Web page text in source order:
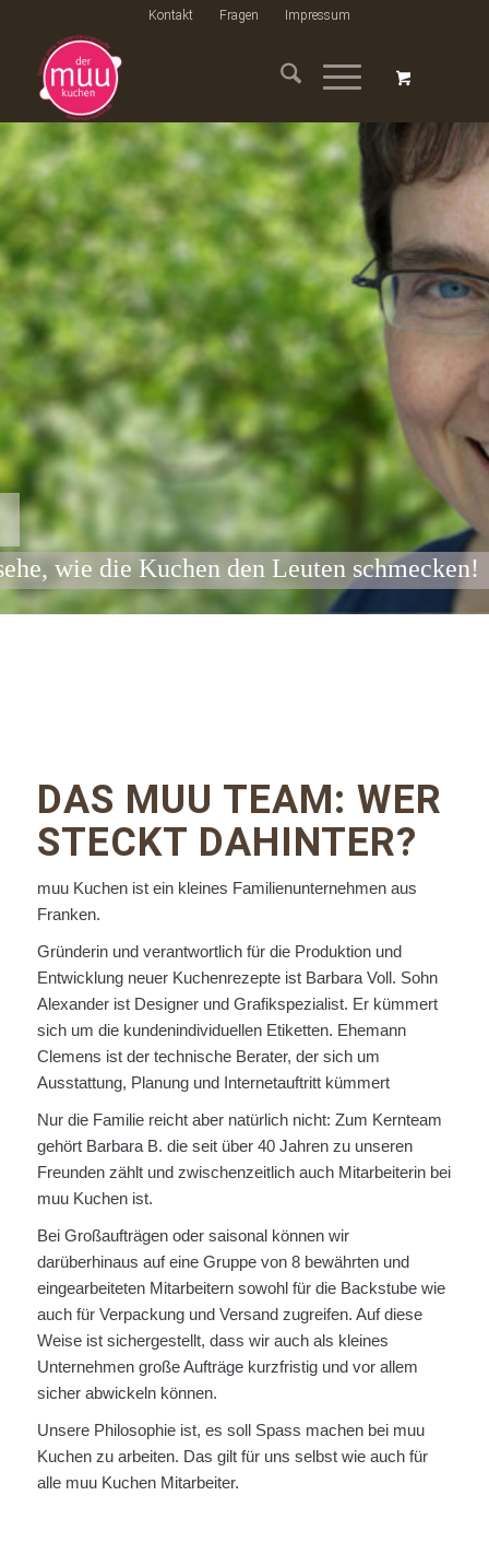
Kontakt Fragen Impressum
wie die Kuchen den Leuten schmecken!
DAS MUU TEAM: WER
STECKT DAHINTER?
muu Kuchen ist ein kleines Familienunternehmen aus
Franken.
Gründerin und verantwortlich für die Produktion und
Entwicklung neuer Kuchenrezepte ist Barbara Voll. Sohn
Alexander ist Designer und Grafikspezialist. Er kümmert
sich um die kundenindividuellen Etiketten. Ehemann
Clemens ist der technische Berater, der sich um
Ausstattung, Planung und Internetauftritt kümmert
Nur die Familie reicht aber natürlich nicht: Zum Kernteam
gehört Barbara B. die seit über 40 Jahren zu unseren
Freunden zählt und zwischenzeitlich auch Mitarbeiterin bei
muu Kuchen ist.
Bei Großaufträgen oder saisonal können wir
darüberhinaus auf eine Gruppe von 8 bewährten und
eingearbeiteten Mitarbeitern sowohl für die Backstube wie
auch für Verpackung und Versand zugreifen. Auf diese
Weise ist sichergestellt, dass wir auch als kleines
Unternehmen große Aufträge kurzfristig und vor allem
sicher abwickeln können.
Unsere Philosophie ist, es soll Spass machen bei muu
Kuchen zu arbeiten. Das gilt für uns selbst wie auch für
alle muu Kuchen Mitarbeiter.